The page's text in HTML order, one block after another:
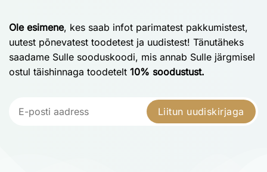
Ole esimene, kes saab infot parimatest pakkumistest,
uutest põnevatest toodetest ja uudistest! Tänutäheks
saadame Sulle sooduskoodi, mis annab Sulle järgmisel
ostul täishinnaga toodetelt 10% soodustust.
Liitun uudiskirjaga